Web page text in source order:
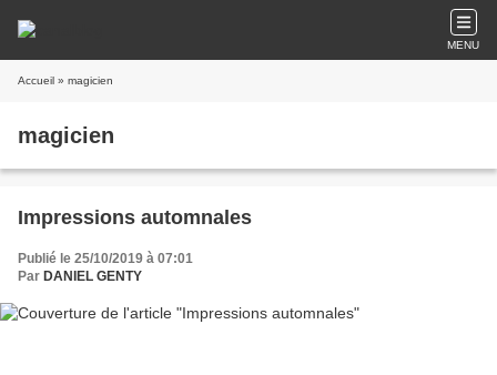
MENU
Accueil » magicien
magicien
Impressions automnales
Publié le 25/10/2019 à 07:01
Par DANIEL GENTY